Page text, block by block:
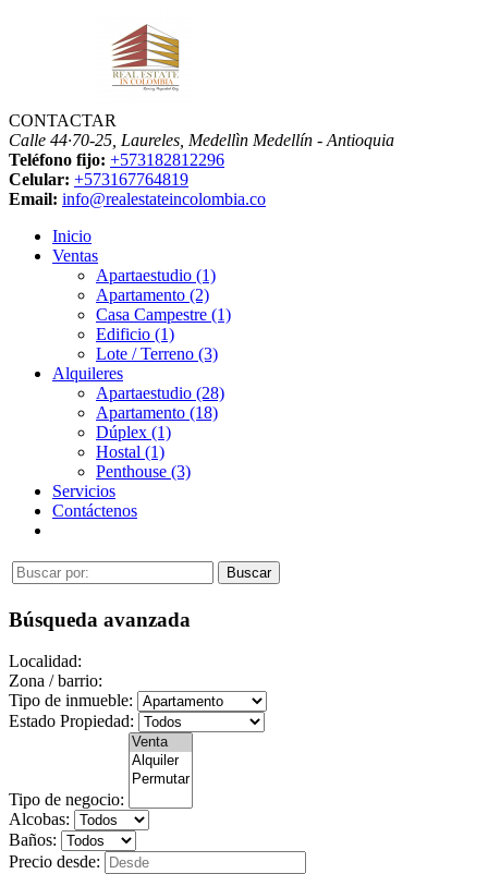
CONTACTAR
Calle 44·70-25, Laureles, Medellìn Medellín - Antioquia
Teléfono fijo: +573182812296
Celular: +573167764819
Email: info@realestateincolombia.co
Inicio
Ventas
Apartaestudio (1)
Apartamento (2)
Casa Campestre (1)
Edificio (1)
Lote / Terreno (3)
Alquileres
Apartaestudio (28)
Apartamento (18)
Dúplex (1)
Hostal (1)
Penthouse (3)
Servicios
Contáctenos
Búsqueda avanzada
Localidad:
Zona / barrio:
Tipo de inmueble:
Estado Propiedad:
Tipo de negocio:
Alcobas:
Baños:
Precio desde: